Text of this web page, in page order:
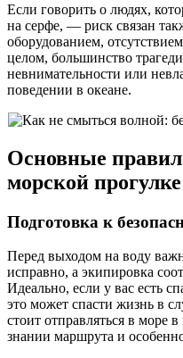
Если говорить о людях,
на серфе, — риск связан
оборудованием,
целом, большинство
невнимательности или
поведении в океане.
Основные
морской прогулке
Подготовка к
Перед выходом на воду
исправно, а экипировка
Идеально, если у вас есть
это может спасти жизнь в
стоит отправляться в море
знании маршрута и